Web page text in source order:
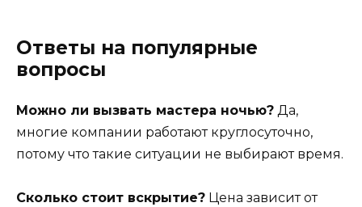
Ответы на популярные
вопросы
Можно ли вызвать мастера ночью? Да,
многие компании работают круглосуточно,
потому что такие ситуации не выбирают время.
Сколько стоит вскрытие? Цена зависит от